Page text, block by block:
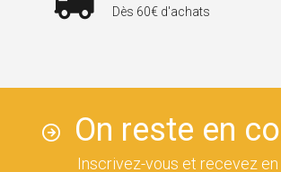
Dès 60€ d'achats
On reste en
Inscrivez-vous et recevez